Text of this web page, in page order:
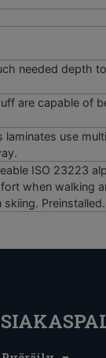
needed depth
are capable of
laminates use
ISO 23223
when walking
Preinstalled.